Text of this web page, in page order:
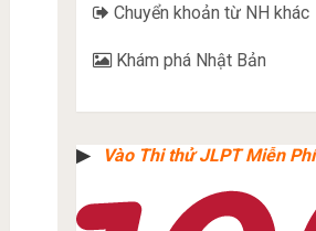
Chuyển khoản từ NH khác
Khám phá Nhật Bản
▶︎ Vào Thi thử JLPT Miễn Phí